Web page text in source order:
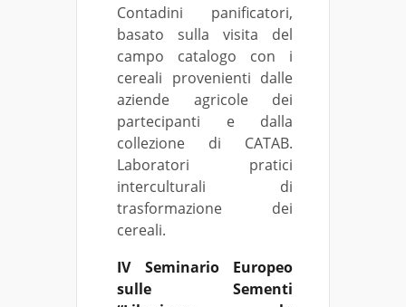
Contadini panificatori,
basato sulla visita del
campo catalogo con i
cereali provenienti dalle
aziende agricole dei
partecipanti e dalla
collezione di CATAB.
Laboratori pratici
interculturali di
trasformazione dei
cereali.
IV Seminario Europeo
sulle Sementi